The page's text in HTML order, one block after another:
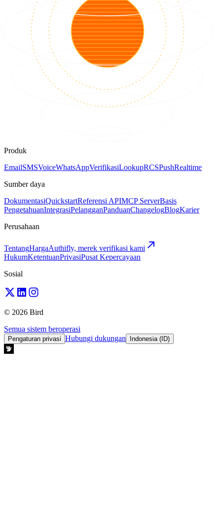
Produk
EmailSMSVoiceWhatsAppVerifikasiLookupRCSPushRealtime
Sumber daya
DokumentasiQuickstartReferensi APIMCP ServerBasis
PengetahuanIntegrasiPelangganPanduanChangelogBlogKarier
Perusahaan
TentangHargaAuthifly, merek verifikasi kami
HukumKetentuanPrivasiPusat Kepercayaan
Sosial
© 2026 Bird
Semua sistem beroperasi
Pengaturan privasi Hubungi dukungan Indonesia (ID)